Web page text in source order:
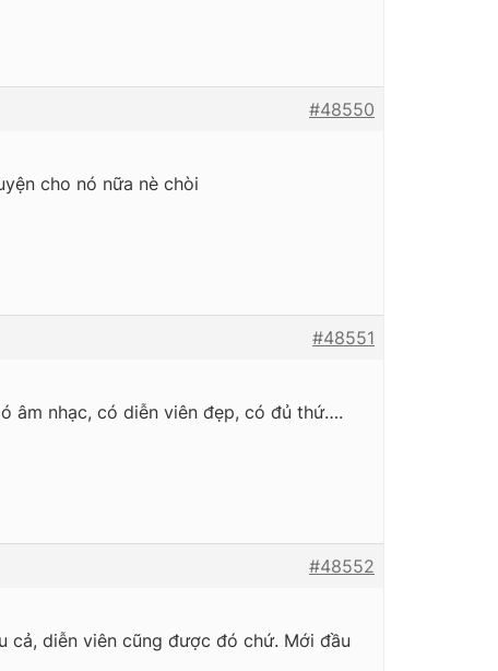
#48550
cho nó nữa nè chòi
#48551
âm nhạc, có diễn viên đẹp, có đủ thứ….
#48552
cả, diễn viên cũng được đó chứ. Mới đầu